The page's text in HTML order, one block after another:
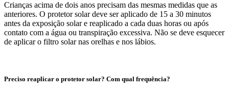
Crianças acima de dois anos precisam das mesmas medidas que as
anteriores. O protetor solar deve ser aplicado de 15 a 30 minutos
antes da exposição solar e reaplicado a cada duas horas ou após
contato com a água ou transpiração excessiva. Não se deve esquecer
de aplicar o filtro solar nas orelhas e nos lábios.
Preciso reaplicar o protetor solar? Com qual frequência?